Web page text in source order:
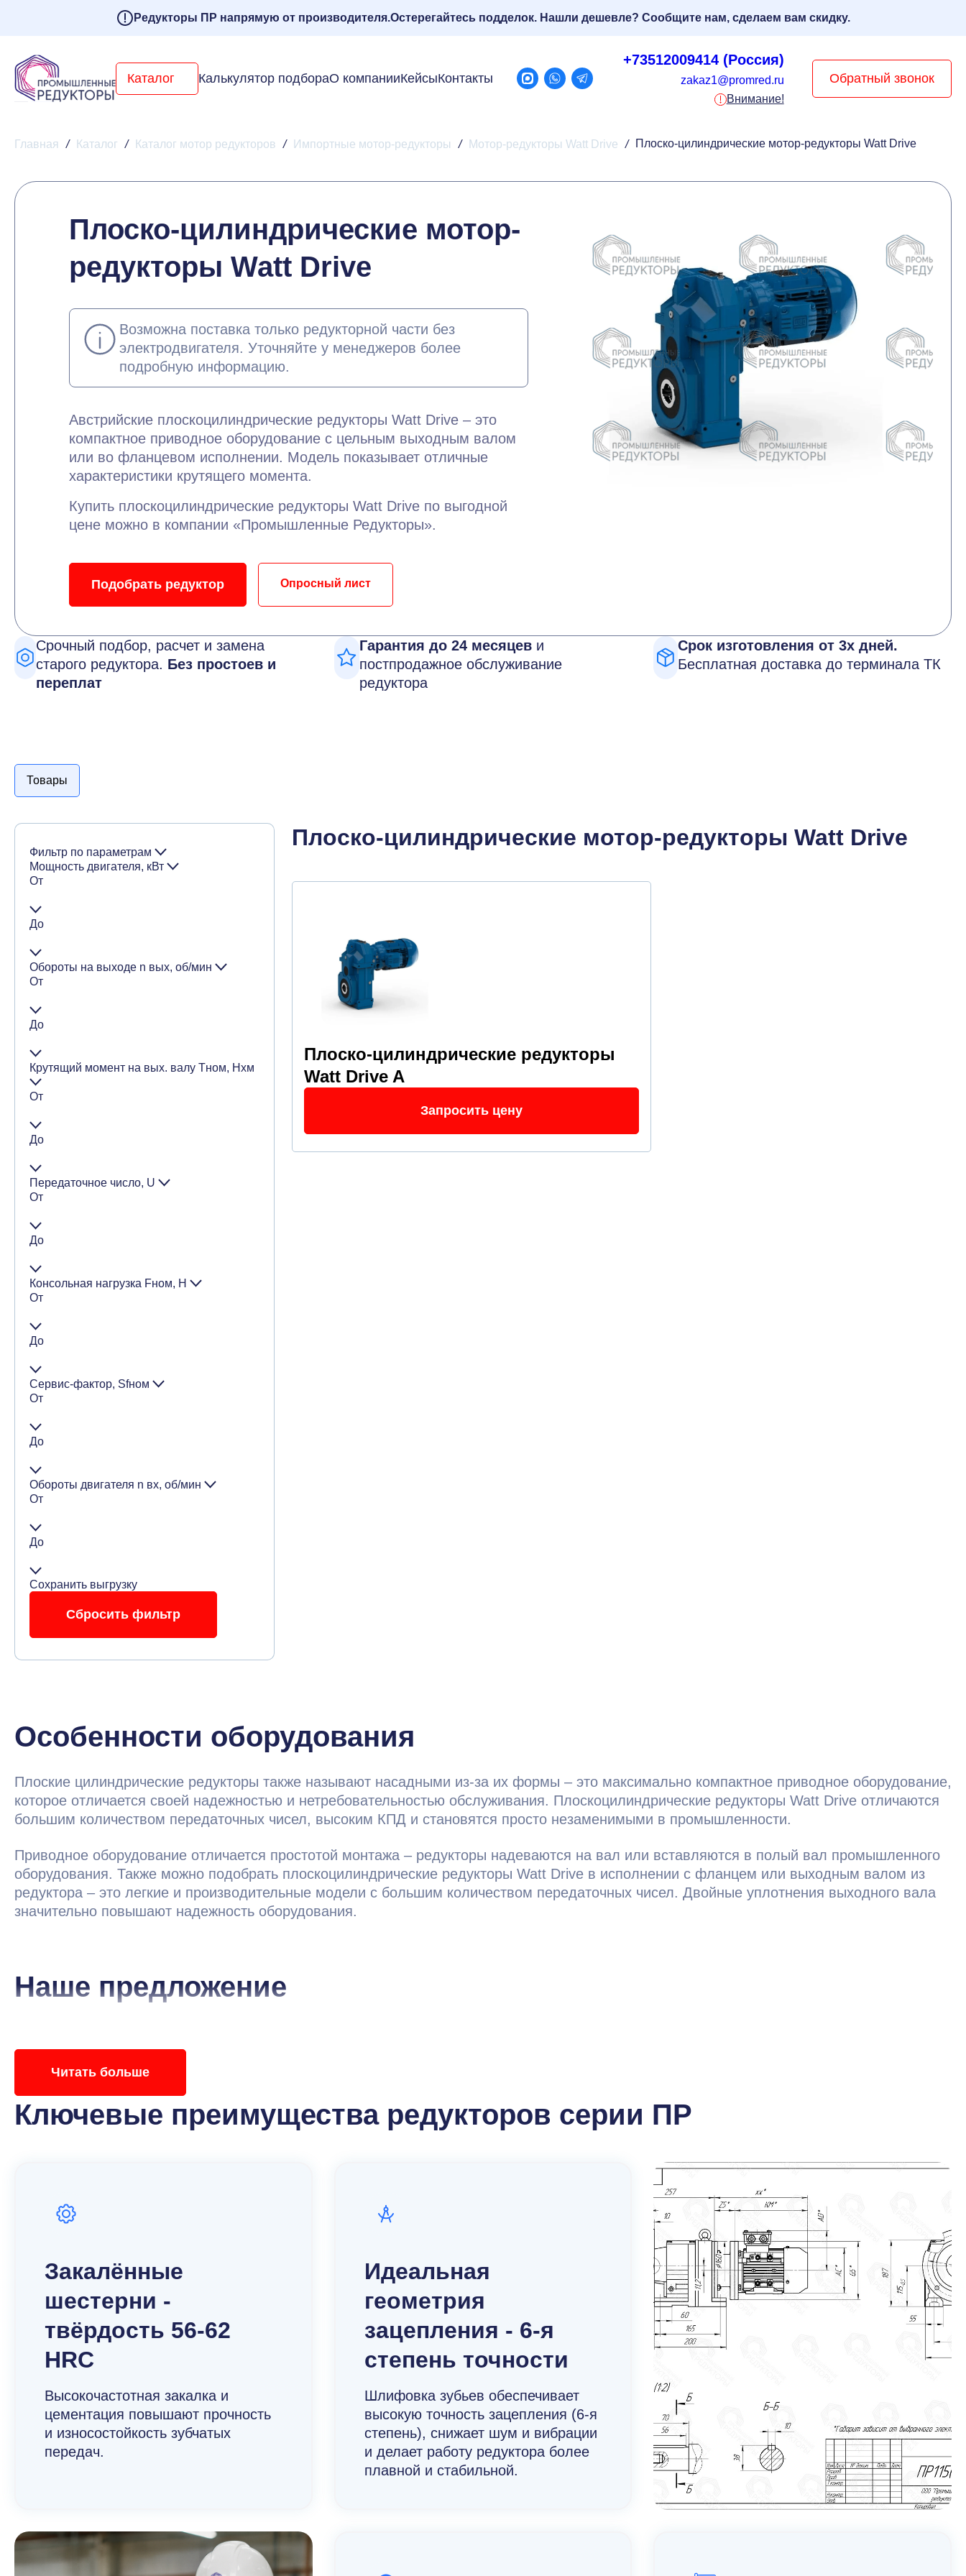
Редукторы ПР напрямую от производителя.Остерегайтесь подделок. Нашли дешевле? Сообщите нам, сделаем вам скидку.
Каталог Калькулятор подбораО компанииКейсыКонтакты
+73512009414 (Россия)
zakaz1@promred.ru
Внимание!
Обратный звонок
Главная / Каталог / Каталог мотор редукторов / Импортные мотор-редукторы / Мотор-редукторы Watt Drive / Плоско-цилиндрические мотор-редукторы Watt Drive
Плоско-цилиндрические мотор-
редукторы Watt Drive
Возможна поставка только редукторной части без
электродвигателя. Уточняйте у менеджеров более
подробную информацию.
Австрийские плоскоцилиндрические редукторы Watt Drive – это
компактное приводное оборудование с цельным выходным валом
или во фланцевом исполнении. Модель показывает отличные
характеристики крутящего момента.
Купить плоскоцилиндрические редукторы Watt Drive по выгодной
цене можно в компании «Промышленные Редукторы».
Подобрать редуктор Опросный лист
Срочный подбор, расчет и замена
старого редуктора. Без простоев и
переплат
Гарантия до 24 месяцеви
постпродажное обслуживание
редуктора
Срок изготовления от 3х дней.
Бесплатная доставка до терминала ТК
Товары
Фильтр по параметрам
Мощность двигателя, кВт
От
До
Обороты на выходе n вых, об/мин
От
До
Крутящий момент на вых. валу Тном, Нхм
От
До
Передаточное число, U
От
До
Консольная нагрузка Fном, Н
От
До
Сервис-фактор, Sfном
От
До
Обороты двигателя n вх, об/мин
От
До
Плоско-цилиндрические мотор-редукторы Watt Drive
Плоско-цилиндрические редукторы
Watt Drive A
Запросить цену
Особенности оборудования
Плоские цилиндрические редукторы также называют насадными из-за их формы – это максимально компактное приводное оборудование,
которое отличается своей надежностью и нетребовательностью обслуживания. Плоскоцилиндрические редукторы Watt Drive отличаются
большим количеством передаточных чисел, высоким КПД и становятся просто незаменимыми в промышленности.
Приводное оборудование отличается простотой монтажа – редукторы надеваются на вал или вставляются в полый вал промышленного
оборудования. Также можно подобрать плоскоцилиндрические редукторы Watt Drive в исполнении с фланцем или выходным валом из
редуктора – это легкие и производительные модели с большим количеством передаточных чисел. Двойные уплотнения выходного вала
значительно повышают надежность оборудования.
Наше предложение
широкий ассортимент качественного приводного оборудования от известных зарубежных брендов, а также отечественные аналоги
редукторов. Выбирая оборудование от Watt Drive у нас, вы можете получить любые консультации у менеджеров компании
Читать больше
Ключевые преимущества редукторов серии ПР
Закалённые
шестерни -
твёрдость 56-62
HRC
Высокочастотная закалка и
цементация повышают прочность
и износостойкость зубчатых
передач.
Идеальная
геометрия
зацепления - 6-я
степень точности
Шлифовка зубьев обеспечивает
высокую точность зацепления (6-я
степень), снижает шум и вибрации
и делает работу редуктора более
плавной и стабильной.